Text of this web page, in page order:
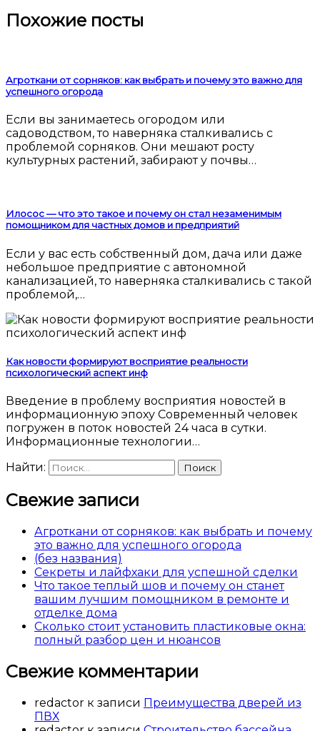
Похожие посты
Агроткани от сорняков: как выбрать и почему это важно для
успешного огорода
Если вы занимаетесь огородом или
садоводством, то наверняка сталкивались с
проблемой сорняков. Они мешают росту
культурных растений, забирают у почвы…
Илосос — что это такое и почему он стал незаменимым
помощником для частных домов и предприятий
Если у вас есть собственный дом, дача или даже
небольшое предприятие с автономной
канализацией, то наверняка сталкивались с такой
проблемой,…
Как новости формируют восприятие реальности
психологический аспект инф
Введение в проблему восприятия новостей в
информационную эпоху Современный человек
погружен в поток новостей 24 часа в сутки.
Информационные технологии…
Найти:
Свежие записи
Агроткани от сорняков: как выбрать и почему
это важно для успешного огорода
(без названия)
Секреты и лайфхаки для успешной сделки
Что такое теплый шов и почему он станет
вашим лучшим помощником в ремонте и
отделке дома
Сколько стоит установить пластиковые окна:
полный разбор цен и нюансов
Свежие комментарии
redactor к записи Преимущества дверей из
ПВХ